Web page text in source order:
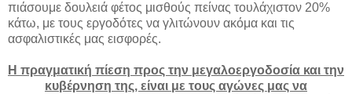
πιάσουμε δουλειά φέτος μισθούς πείνας τουλάχιστον 20%
κάτω, με τους εργοδότες να γλιτώνουν ακόμα και τις
ασφαλιστικές μας εισφορές.
Η πραγματική πίεση προς την μεγαλοεργοδοσία και την
κυβέρνηση της, είναι με τους αγώνες μας να